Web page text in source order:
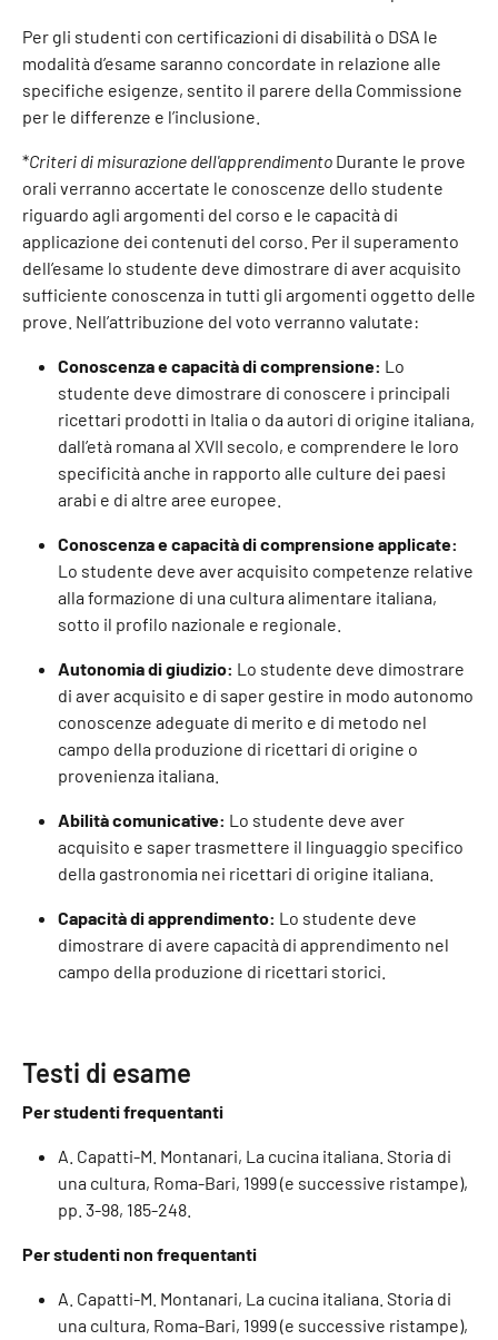
Per gli studenti con certificazioni di disabilità o DSA le
modalità d’esame saranno concordate in relazione alle
specifiche esigenze, sentito il parere della Commissione
per le differenze e l’inclusione.
*Criteri di misurazione dell'apprendimento Durante le prove
orali verranno accertate le conoscenze dello studente
riguardo agli argomenti del corso e le capacità di
applicazione dei contenuti del corso. Per il superamento
dell’esame lo studente deve dimostrare di aver acquisito
sufficiente conoscenza in tutti gli argomenti oggetto delle
prove. Nell’attribuzione del voto verranno valutate:
Conoscenza e capacità di comprensione: Lo
studente deve dimostrare di conoscere i principali
ricettari prodotti in Italia o da autori di origine italiana,
dall’età romana al XVII secolo, e comprendere le loro
specificità anche in rapporto alle culture dei paesi
arabi e di altre aree europee.
Conoscenza e capacità di comprensione applicate:
Lo studente deve aver acquisito competenze relative
alla formazione di una cultura alimentare italiana,
sotto il profilo nazionale e regionale.
Autonomia di giudizio: Lo studente deve dimostrare
di aver acquisito e di saper gestire in modo autonomo
conoscenze adeguate di merito e di metodo nel
campo della produzione di ricettari di origine o
provenienza italiana.
Abilità comunicative: Lo studente deve aver
acquisito e saper trasmettere il linguaggio specifico
della gastronomia nei ricettari di origine italiana.
Capacità di apprendimento: Lo studente deve
dimostrare di avere capacità di apprendimento nel
campo della produzione di ricettari storici.
Testi di esame
Per studenti frequentanti
A. Capatti-M. Montanari, La cucina italiana. Storia di
una cultura, Roma-Bari, 1999 (e successive ristampe),
pp. 3-98, 185-248.
Per studenti non frequentanti
A. Capatti-M. Montanari, La cucina italiana. Storia di
una cultura, Roma-Bari, 1999 (e successive ristampe),